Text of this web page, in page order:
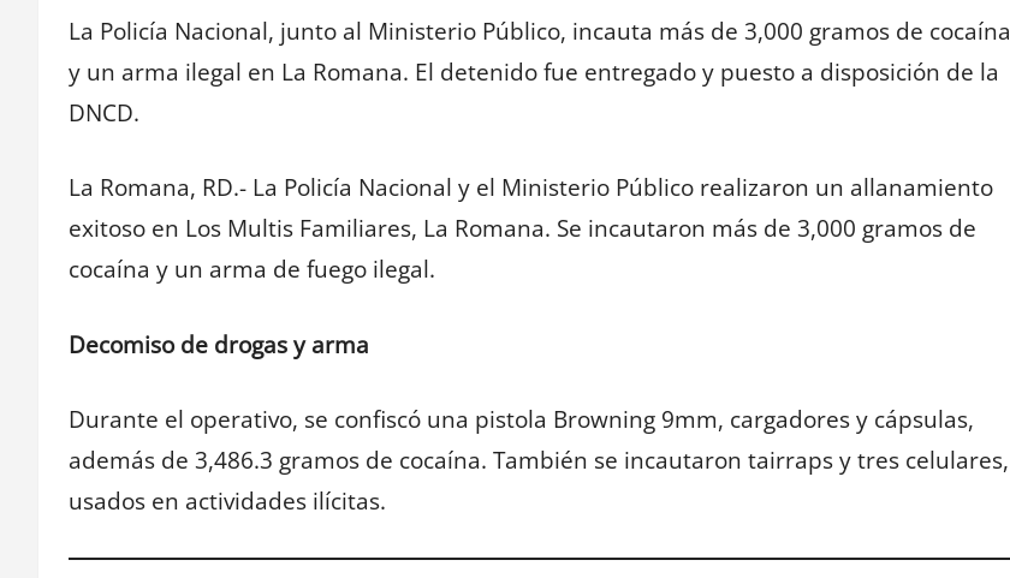
La Policía Nacional, junto al Ministerio Público, incauta más de 3,000 gramos de cocaína
y un arma ilegal en La Romana. El detenido fue entregado y puesto a disposición de la
DNCD.
La Romana, RD.- La Policía Nacional y el Ministerio Público realizaron un allanamiento
exitoso en Los Multis Familiares, La Romana. Se incautaron más de 3,000 gramos de
cocaína y un arma de fuego ilegal.
Decomiso de drogas y arma
Durante el operativo, se confiscó una pistola Browning 9mm, cargadores y cápsulas,
además de 3,486.3 gramos de cocaína. También se incautaron tairraps y tres celulares,
usados en actividades ilícitas.